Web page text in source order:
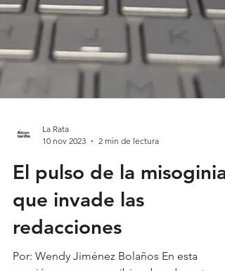
La Rata
10 nov 2023